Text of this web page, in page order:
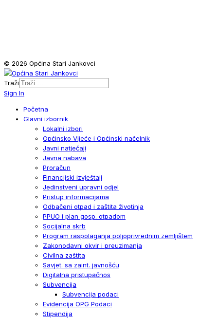
© 2026 Općina Stari Jankovci
Traži
Sign In
Početna
Glavni izbornik
Lokalni izbori
Općinsko Vijeće i Općinski načelnik
Javni natječaji
Javna nabava
Proračun
Financijski izvještaji
Jedinstveni upravni odjel
Pristup informacijama
Odbačeni otpad i zaštita životinja
PPUO i plan gosp. otpadom
Socijalna skrb
Program raspolaganja poljoprivrednim zemljištem
Zakonodavni okvir i preuzimanja
Civilna zaštita
Savjet. sa zaint. javnošću
Digitalna pristupačnos
Subvencija
Subvencija podaci
Evidencija OPG Podaci
Stipendija